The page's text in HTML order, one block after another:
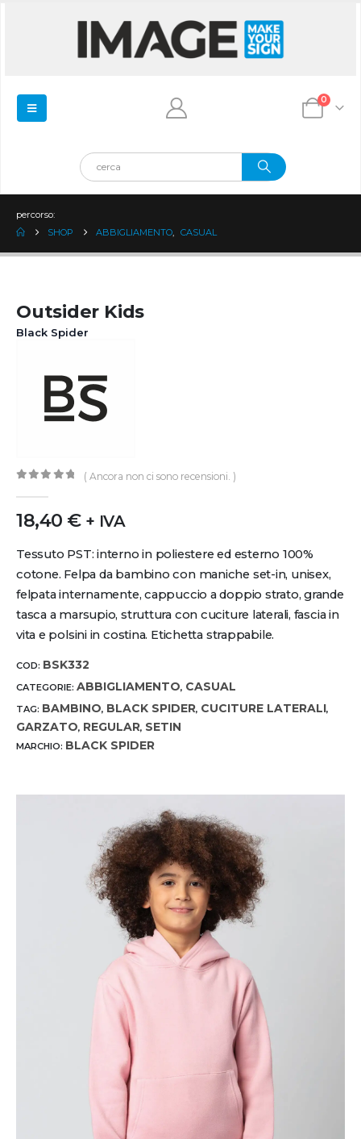
0
percorso:
SHOP
ABBIGLIAMENTO CASUAL
Outsider Kids
Black Spider
( Ancora non ci sono recensioni. )
18,40 € + IVA
Tessuto PST: interno in poliestere ed esterno 100%
cotone. Felpa da bambino con maniche set-in, unisex,
felpata internamente, cappuccio a doppio strato, grande
tasca a marsupio, struttura con cuciture laterali, fascia in
vita e polsini in costina. Etichetta strappabile.
COD: BSK332
CATEGORIE: ABBIGLIAMENTO, CASUAL
TAG: BAMBINO, BLACK SPIDER, CUCITURE LATERALI,
GARZATO, REGULAR, SETIN
MARCHIO: BLACK SPIDER